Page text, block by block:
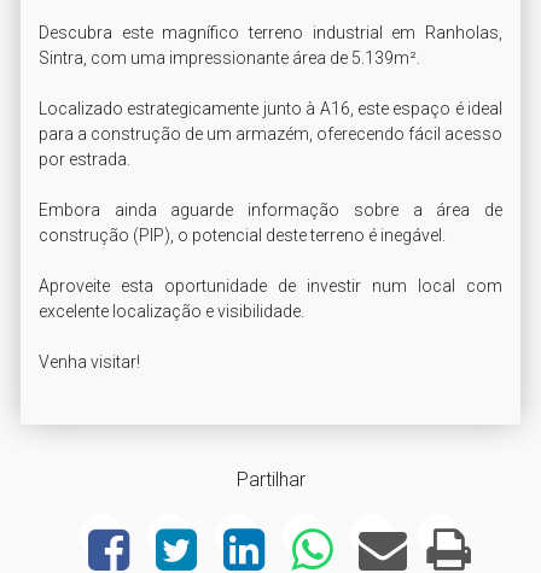
Partilhar
Descubra este magnífico terreno industrial em Ranholas,
Sintra, com uma impressionante área de 5.139m².
Localizado estrategicamente junto à A16, este espaço é ideal
para a construção de um armazém, oferecendo fácil acesso
por estrada.
Embora ainda aguarde informação sobre a área de
construção (PIP), o potencial deste terreno é inegável.
Aproveite esta oportunidade de investir num local com
excelente localização e visibilidade.
Venha visitar!